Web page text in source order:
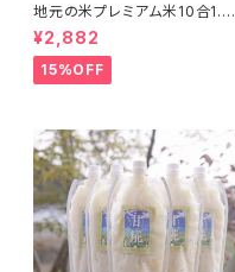
地元の米プレミアム米10合1.5k
g×２
¥2,882
15%OFF